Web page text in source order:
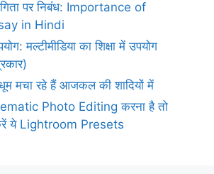
पर निबंध: Importance of
in Hindi
मल्टीमीडिया का शिक्षा में उपयोग
धूम मचा रहे हैं आजकल की शादियों में
Photo Editing करना है तो
ये Lightroom Presets